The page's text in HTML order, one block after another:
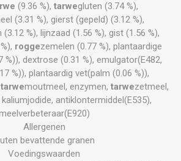
(9.36 %), tarwegluten (3.74 %),
(3.31 %), gierst (gepeld) (3.12 %),
%), lijnzaad (1.56 %), gist (1.56 %),
roggezemelen (0.77 %), plantaardige
%)), dextrose (0.31 %), emulgator(E482,
%)), plantaardig vet(palm (0.06 %)),
tarwemoutmeel, enzymen, tarwezetmeel,
antiklontermiddel(E535),
Allergenen
bevattende granen
Voedingswaarden